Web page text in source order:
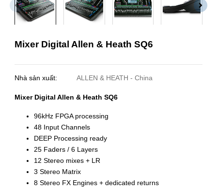
Mixer Digital Allen & Heath SQ6
Nhà sản xuất: ALLEN & HEATH - China
Mixer Digital Allen & Heath SQ6
96kHz FPGA processing
48 Input Channels
DEEP Processing ready
25 Faders / 6 Layers
12 Stereo mixes + LR
3 Stereo Matrix
8 Stereo FX Engines + dedicated returns